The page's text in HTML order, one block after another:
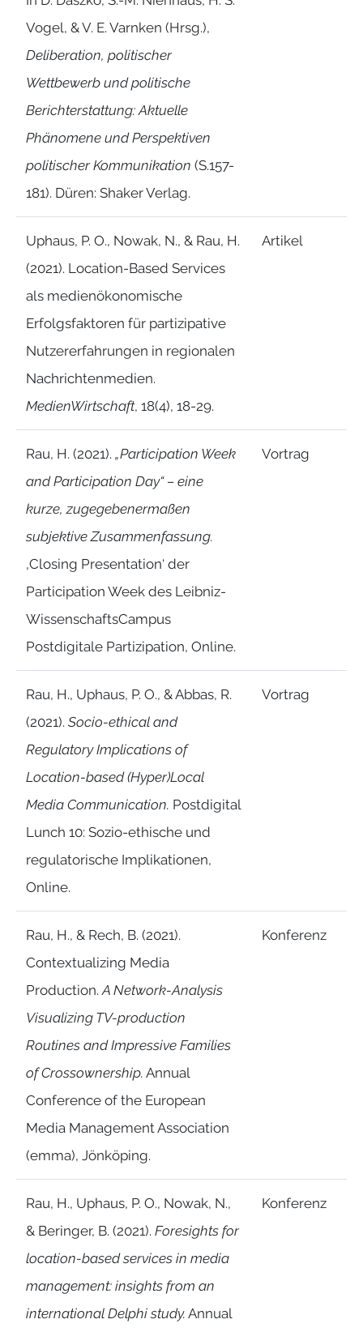
Vogel, & V. E. Varnken (Hrsg.),
Deliberation, politischer
Wettbewerb und politische
Berichterstattung: Aktuelle
Phänomene und Perspektiven
politischer Kommunikation (S.157-
181). Düren: Shaker Verlag.
Uphaus, P. O., Nowak, N., & Rau, H.
(2021). Location-Based Services
als medienökonomische
Erfolgsfaktoren für partizipative
Nutzererfahrungen in regionalen
Nachrichtenmedien.
MedienWirtschaft, 18(4), 18-29.
Artikel
Rau, H. (2021). „Participation Week
and Participation Day“ – eine
kurze, zugegebenermaßen
subjektive Zusammenfassung.
‚Closing Presentation‘ der
Participation Week des Leibniz-
WissenschaftsCampus
Postdigitale Partizipation, Online.
Vortrag
Rau, H., Uphaus, P. O., & Abbas, R.
(2021). Socio-ethical and
Regulatory Implications of
Location-based (Hyper)Local
Media Communication. Postdigital
Lunch 10: Sozio-ethische und
regulatorische Implikationen,
Online.
Vortrag
Rau, H., & Rech, B. (2021).
Contextualizing Media
Production. A Network-Analysis
Visualizing TV-production
Routines and Impressive Families
of Crossownership. Annual
Conference of the European
Media Management Association
(emma), Jönköping.
Konferenz
Rau, H., Uphaus, P. O., Nowak, N.,
& Beringer, B. (2021). Foresights for
location-based services in media
management: insights from an
international Delphi study. Annual
Konferenz